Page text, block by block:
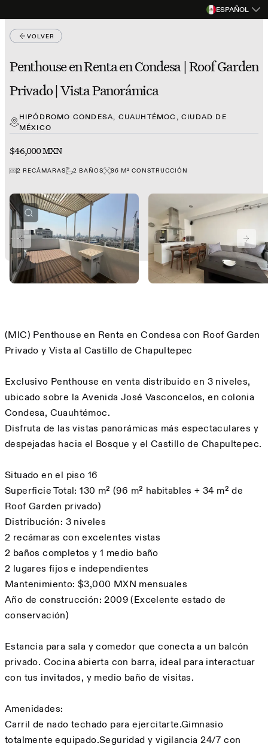
ESPAÑOL
VOLVER
Penthouse en Renta en Condesa | Roof Garden
Privado | Vista Panorámica
HIPÓDROMO CONDESA, CUAUHTÉMOC, CIUDAD DE
MÉXICO
$46,000 MXN
2 RECÁMARAS 2 BAÑOS 96 M² CONSTRUCCIÓN
PREVIOUS SLIDE
Descripción
(MIC) Penthouse en Renta en Condesa con Roof Garden
Privado y Vista al Castillo de Chapultepec
Exclusivo Penthouse en venta distribuido en 3 niveles,
ubicado sobre la Avenida José Vasconcelos, en colonia
Condesa, Cuauhtémoc.
Disfruta de las vistas panorámicas más espectaculares y
despejadas hacia el Bosque y el Castillo de Chapultepec.
Situado en el piso 16
Superficie Total: 130 m² (96 m² habitables + 34 m² de
Roof Garden privado)
Distribución: 3 niveles
2 recámaras con excelentes vistas
2 baños completos y 1 medio baño
2 lugares fijos e independientes
Mantenimiento: $3,000 MXN mensuales
Año de construcción: 2009 (Excelente estado de
conservación)
Estancia para sala y comedor que conecta a un balcón
privado. Cocina abierta con barra, ideal para interactuar
con tus invitados, y medio baño de visitas.
Amenidades:
Carril de nado techado para ejercitarte.Gimnasio
totalmente equipado.Seguridad y vigilancia 24/7 con